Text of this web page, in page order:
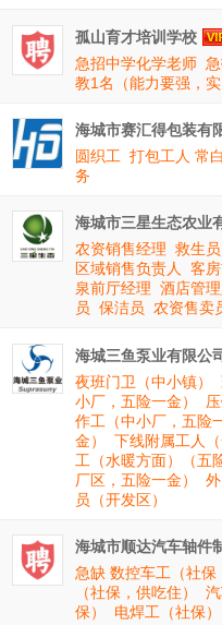
孤山育才培训学校
急招中学化学老师
教1名（能力要强，实
海城市赛汇得包装有
圆织工 打包工人 常白
务
海城市三星生态农业
农资销售经理 救生员
区域销售负责人
客
泉前厅经理 酒店管
员 保洁员 农资售卖
海城三鱼泵业有限公
夜班门卫（中小镇）
小厂，五险一金）
作工（中小厂，五险
金）
下线附属工人
工（水暖方面）（五
厂区，五险一金）
员（开发区）
海城市顺达汽车轴件
急缺 数控车工（社保
（社保，供吃住）
保）
电焊工（社保）